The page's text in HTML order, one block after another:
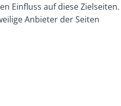
Einfluss auf diese Zielseiten.
Anbieter der Seiten